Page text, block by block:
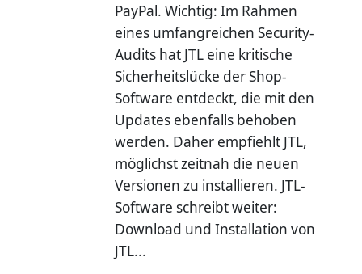
PayPal. Wichtig: Im Rahmen
eines umfangreichen Security-
Audits hat JTL eine kritische
Sicherheitslücke der Shop-
Software entdeckt, die mit den
Updates ebenfalls behoben
werden. Daher empfiehlt JTL,
möglichst zeitnah die neuen
Versionen zu installieren. JTL-
Software schreibt weiter:
Download und Installation von
JTL...